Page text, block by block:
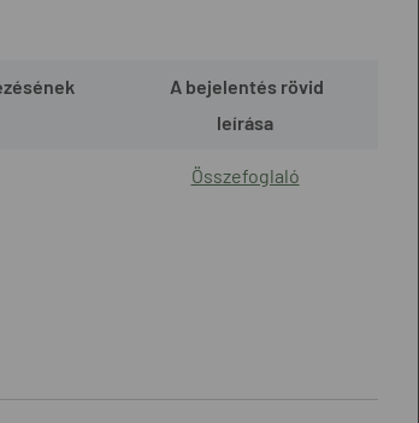
A bejelentés rövid
leírása
Összefoglaló